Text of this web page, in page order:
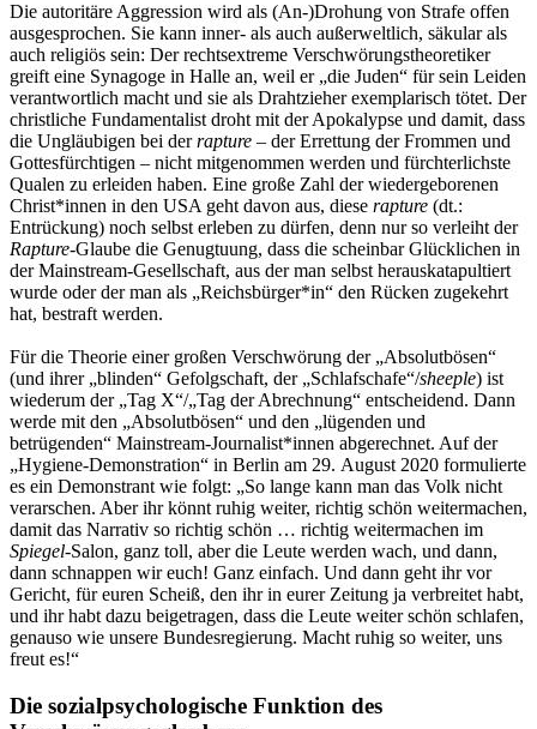
Die autoritäre Aggression wird als (An-)Drohung von Strafe offen
ausgesprochen. Sie kann inner- als auch außerweltlich, säkular als
auch religiös sein: Der rechtsextreme Verschwörungstheoretiker
greift eine Synagoge in Halle an, weil er „die Juden“ für sein Leiden
verantwortlich macht und sie als Drahtzieher exemplarisch tötet. Der
christliche Fundamentalist droht mit der Apokalypse und damit, dass
die Ungläubigen bei derrapture – der Errettung der Frommen und
Gottesfürchtigen – nicht mitgenommen werden und fürchterlichste
Qualen zu erleiden haben. Eine große Zahl der wiedergeborenen
Christ*innen in den USA geht davon aus, diese rapture (dt.:
Entrückung) noch selbst erleben zu dürfen, denn nur so verleiht der
Rapture-Glaube die Genugtuung, dass die scheinbar Glücklichen in
der Mainstream-Gesellschaft, aus der man selbst herauskatapultiert
wurde oder der man als „Reichsbürger*in“ den Rücken zugekehrt
hat, bestraft werden.
Für die Theorie einer großen Verschwörung der „Absolutbösen“
(und ihrer „blinden“ Gefolgschaft, der „Schlafschafe“/sheeple) ist
wiederum der „Tag X“/„Tag der Abrechnung“ entscheidend. Dann
werde mit den „Absolutbösen“ und den „lügenden und
betrügenden“ Mainstream-Journalist*innen abgerechnet. Auf der
„Hygiene-Demonstration“ in Berlin am 29. August 2020 formulierte
es ein Demonstrant wie folgt: „So lange kann man das Volk nicht
verarschen. Aber ihr könnt ruhig weiter, richtig schön weitermachen,
damit das Narrativ so richtig schön … richtig weitermachen im
Spiegel-Salon, ganz toll, aber die Leute werden wach, und dann,
dann schnappen wir euch! Ganz einfach. Und dann geht ihr vor
Gericht, für euren Scheiß, den ihr in eurer Zeitung ja verbreitet habt,
und ihr habt dazu beigetragen, dass die Leute weiter schön schlafen,
genauso wie unsere Bundesregierung. Macht ruhig so weiter, uns
freut es!“
Die sozialpsychologische Funktion des